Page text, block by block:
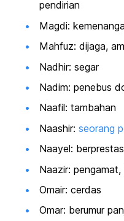
pendirian
Magdi:
Mahfuz: dijaga,
Nadhir: segar
Nadim: penebus
Naafil: tambahan
Naashir: seorang
Naayel:
Naazir:
Omair: cerdas
Omar: berumur